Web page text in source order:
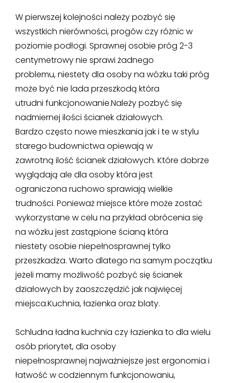
W pierwszej kolejności należy pozbyć się
wszystkich nierówności, progów czy różnic w
poziomie podłogi. Sprawnej osobie próg 2-3
centymetrowy nie sprawi żadnego
problemu, niestety dla osoby na wózku taki próg
może być nie lada przeszkodą która
utrudni funkcjonowanie.Należy pozbyć się
nadmiernej ilości ścianek działowych.
Bardzo często nowe mieszkania jak i te w stylu
starego budownictwa opiewają w
zawrotną ilość ścianek działowych. Które dobrze
wyglądają ale dla osoby która jest
ograniczona ruchowo sprawiają wielkie
trudności. Ponieważ miejsce które może zostać
wykorzystane w celu na przykład obrócenia się
na wózku jest zastąpione ścianą która
niestety osobie niepełnosprawnej tylko
przeszkadza. Warto dlatego na samym początku
jeżeli mamy możliwość pozbyć się ścianek
działowych by zaoszczędzić jak najwięcej
miejsca.Kuchnia, łazienka oraz blaty.
Schludna ładna kuchnia czy łazienka to dla wielu
osób priorytet, dla osoby
niepełnosprawnej najważniejsze jest ergonomia i
łatwość w codziennym funkcjonowaniu,